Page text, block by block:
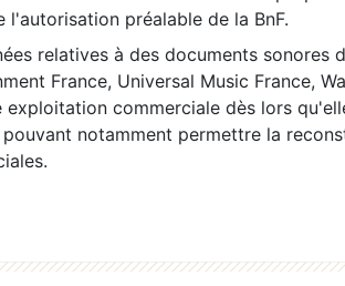
l'autorisation préalable de la BnF.
relatives à des documents sonores
France, Universal Music France,
exploitation commerciale dès lors
notamment permettre la